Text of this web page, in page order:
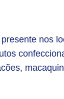
nos